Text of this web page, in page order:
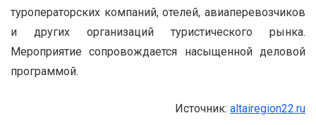
туроператорских компаний, отелей, авиаперевозчиков
и других организаций туристического рынка.
Мероприятие сопровождается насыщенной деловой
программой.
Источник: altairegion22.ru